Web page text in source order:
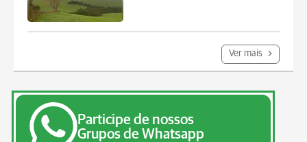
Ver mais
Participe de nossos
Grupos de Whatsapp